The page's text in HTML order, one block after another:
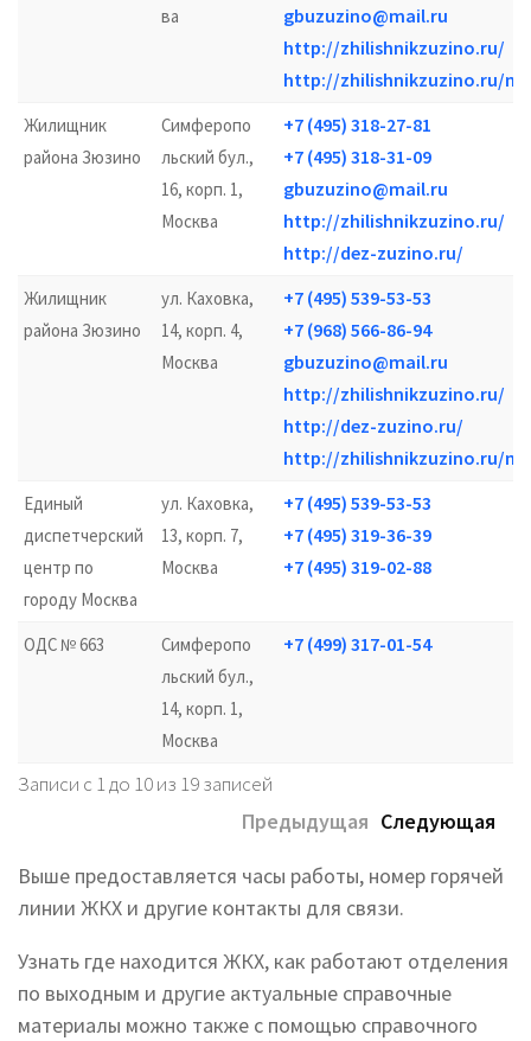
ва
gbuzuzino@mail.ru
http://zhilishnikzuzino.ru/
http://zhilishnikzuzino.ru/
Жилищник
района Зюзино
Симферопо
льский бул.,
16, корп. 1,
Москва
+7 (495) 318-27-81
+7 (495) 318-31-09
gbuzuzino@mail.ru
http://zhilishnikzuzino.ru/
http://dez-zuzino.ru/
Жилищник
района Зюзино
ул. Каховка,
14, корп. 4,
Москва
+7 (495) 539-53-53
+7 (968) 566-86-94
gbuzuzino@mail.ru
http://zhilishnikzuzino.ru/
http://dez-zuzino.ru/
http://zhilishnikzuzino.ru/
Единый
диспетчерский
центр по
городу Москва
ул. Каховка,
13, корп. 7,
Москва
+7 (495) 539-53-53
+7 (495) 319-36-39
+7 (495) 319-02-88
ОДС № 663
Симферопо
льский бул.,
14, корп. 1,
Москва
+7 (499) 317-01-54
Записи с 1 до 10 из 19 записей
Предыдущая Следующая
Выше предоставляется часы работы, номер горячей
линии ЖКХ и другие контакты для связи.
Узнать где находится ЖКХ, как работают отделения
по выходным и другие актуальные справочные
материалы можно также с помощью справочного